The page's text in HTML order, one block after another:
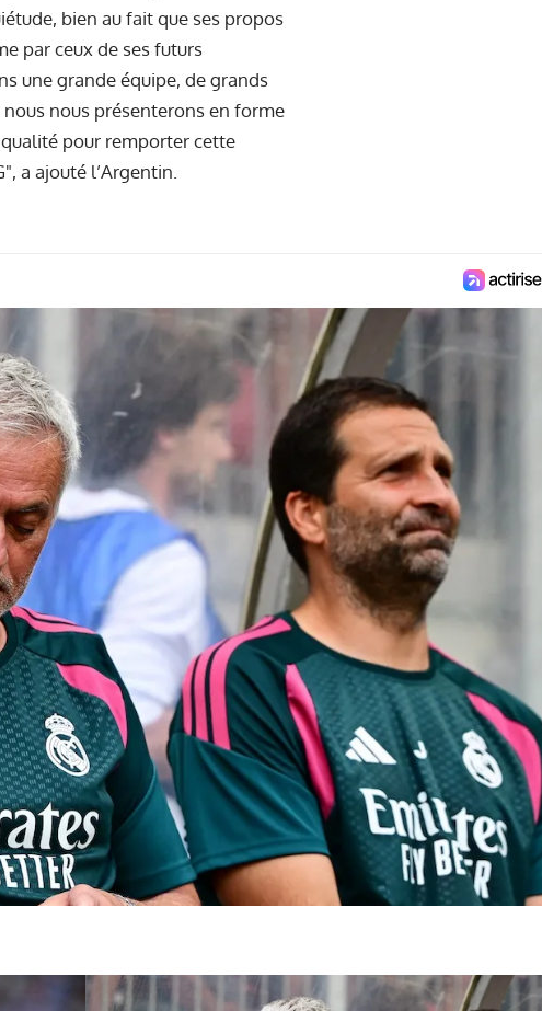
bien au fait que ses propos
par ceux de ses futurs
une grande équipe, de grands
nous présenterons en forme
pour remporter cette
a ajouté l’Argentin.